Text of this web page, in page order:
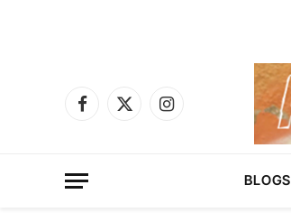
Facebook
X
Instagram
BLOGS